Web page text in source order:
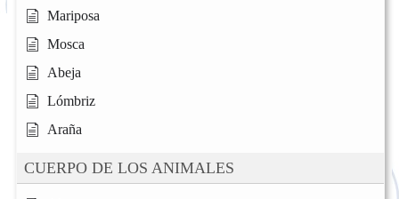
Mariposa
Mosca
Abeja
Lómbriz
Araña
CUERPO DE LOS ANIMALES